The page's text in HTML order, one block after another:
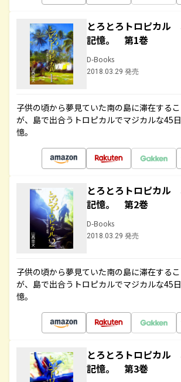
とろとろトロピカル
記憶。 第1巻
D-Books
2018.03.29 発売
子供の頃から夢見ていた南の島に滞在する
が、島で出合うトロピカルでマジカルな45
憶。
とろとろトロピカル
記憶。 第2巻
D-Books
2018.03.29 発売
子供の頃から夢見ていた南の島に滞在する
が、島で出合うトロピカルでマジカルな45
憶。
とろとろトロピカル
記憶。 第3巻